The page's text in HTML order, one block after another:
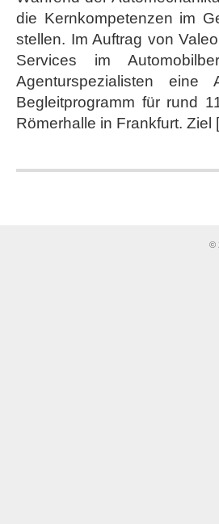
die Kernkompetenzen im
stellen. Im Auftrag von
Services im
Agenturspezialisten eine
Begleitprogramm für rund
Römerhalle in Frankfurt. Ziel
©